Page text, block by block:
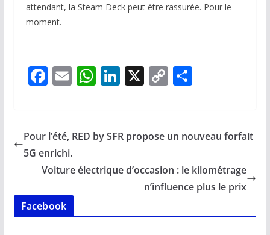
attendant, la Steam Deck peut être rassurée. Pour le
moment.
F
b
o
o
k
E
l
W
s
p
Li
e
n
X C
y
n
k
P
g
Pour l’été, RED by SFR propose un nouveau forfait
5G enrichi.
Voiture électrique d’occasion : le kilométrage
n’influence plus le prix
Facebook